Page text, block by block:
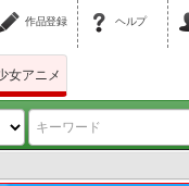
作品登録 ヘルプ
女アニメ